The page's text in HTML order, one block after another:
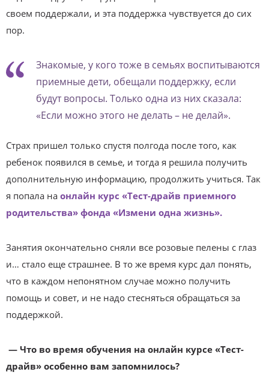
своем поддержали, и эта поддержка чувствуется до сих
пор.
Знакомые, у кого тоже в семьях воспитываются
приемные дети, обещали поддержку, если
будут вопросы. Только одна из них сказала:
«Если можно этого не делать – не делай».
Страх пришел только спустя полгода после того, как
ребенок появился в семье, и тогда я решила получить
дополнительную информацию, продолжить учиться. Так
я попала на онлайн курс «Тест-драйв приемного
родительства» фонда «Измени одна жизнь».
Занятия окончательно сняли все розовые пелены с глаз
и… стало еще страшнее. В то же время курс дал понять,
что в каждом непонятном случае можно получить
помощь и совет, и не надо стесняться обращаться за
поддержкой.
— Что во время обучения на онлайн курсе «Тест-
драйв» особенно вам запомнилось?